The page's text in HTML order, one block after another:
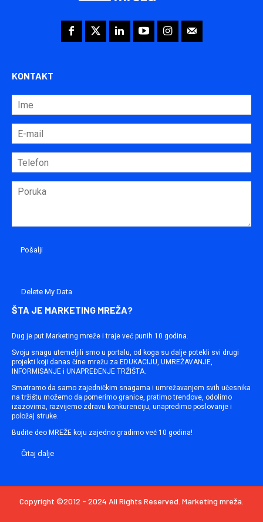
KONTAKT
Delete My Data
ŠTA JE MARKETING MREŽA?
Dug je put Marketing mreže i traje već punih 10 godina.
Svoju snagu utemeljili smo u portalu, od koga su dalje potekli svi drugi
projekti koji danas čine mrežu za EDUKACIJU, UMREŽAVANJE,
INFORMISANJE i UNAPREĐENJE TRŽIŠTA.
Smatramo da samo zajedničkim snagama i umrežavanjem svih učesnika
na tržištu možemo da pomerimo granice, pratimo trendove, odolimo
izazovima, razvijemo zdravu konkurenciju, unapredimo poslovanje i
položaj struke.
Budite deo MREŽE koju zajedno gradimo već 10 godina!
Čitaj dalje
Copyright ©2012 - 2024 All Rights Reserved. Marketing mreža.